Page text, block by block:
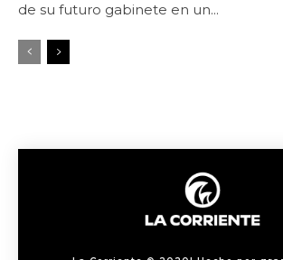
de su futuro gabinete en un...